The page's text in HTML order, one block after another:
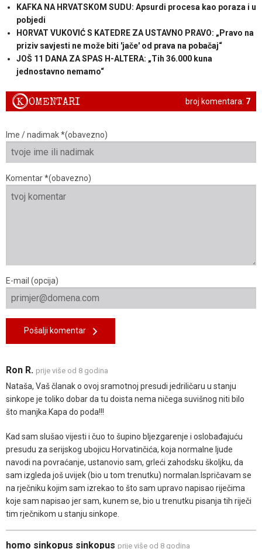
KAFKA NA HRVATSKOM SUDU: Apsurdi procesa kao poraza i u
pobjedi
HORVAT VUKOVIĆ S KATEDRE ZA USTAVNO PRAVO: „Pravo na
priziv savjesti ne može biti 'jače' od prava na pobačaj“
JOŠ 11 DANA ZA SPAS H-ALTERA: „Tih 36.000 kuna
jednostavno nemamo“
broj komentara: 7
KOMENTARI
Ime / nadimak *(obavezno)
Komentar *(obavezno)
E-mail (opcija)
Pošalji komentar
Ron R. prije više od 8 godina
Nataša, Vaš članak o ovoj sramotnoj presudi jedriličaru u stanju
sinkope je toliko dobar da tu doista nema ničega suvišnog niti bilo
što manjka.Kapa do poda!!!
Kad sam slušao vijesti i čuo to šupino bljezgarenje i oslobađajuću
presudu za serijskog ubojicu Horvatinčića, koja normalne ljude
navodi na povraćanje, ustanovio sam, grleći zahodsku školjku, da
sam izgleda još uvijek (bio u tom trenutku) normalan.Ispričavam se
na rječniku kojim sam izrekao to što sam upravo napisao riječima
koje sam napisao jer sam, kunem se, bio u trenutku pisanja tih riječi
tim rječnikom u stanju sinkope.
homo sinkopus sinkopus prije više od 8 godina